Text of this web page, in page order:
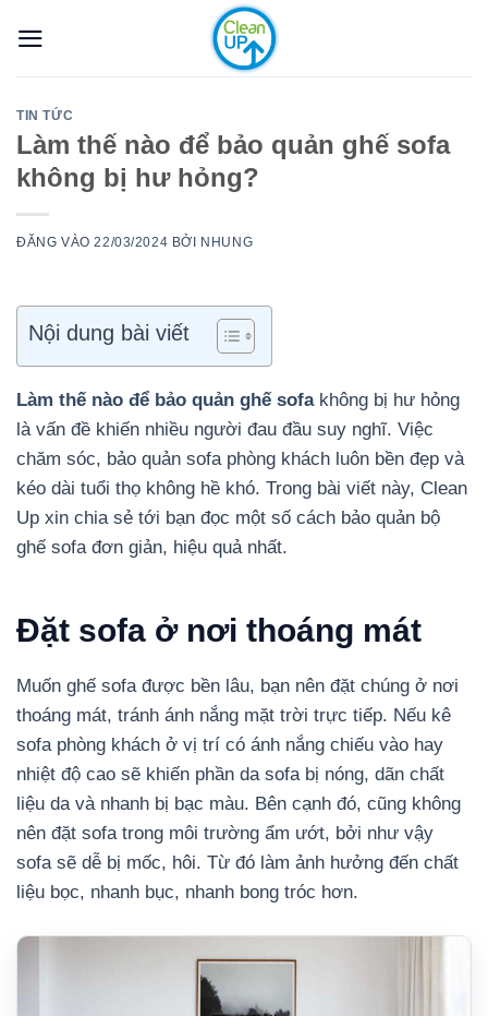
qua
TIN TỨC
Làm thế nào để bảo quản ghế sofa
không bị hư hỏng?
ĐĂNG VÀO22/03/2024 BỞI NHUNG
Nội dung bài viết
Làm thế nào để bảo quản ghế sofakhông bị hư hỏng
là vấn đề khiến nhiều người đau đầu suy nghĩ. Việc
chăm sóc, bảo quản sofa phòng khách luôn bền đẹp và
kéo dài tuổi thọ không hề khó. Trong bài viết này, Clean
Up xin chia sẻ tới bạn đọc một số cách bảo quản bộ
ghế sofa đơn giản, hiệu quả nhất.
Đặt sofa ở nơi thoáng mát
Muốn ghế sofa được bền lâu, bạn nên đặt chúng ở nơi
thoáng mát, tránh ánh nắng mặt trời trực tiếp. Nếu kê
sofa phòng khách ở vị trí có ánh nắng chiếu vào hay
nhiệt độ cao sẽ khiến phần da sofa bị nóng, dãn chất
liệu da và nhanh bị bạc màu. Bên cạnh đó, cũng không
nên đặt sofa trong môi trường ẩm ướt, bởi như vậy
sofa sẽ dễ bị mốc, hôi. Từ đó làm ảnh hưởng đến chất
liệu bọc, nhanh bục, nhanh bong tróc hơn.